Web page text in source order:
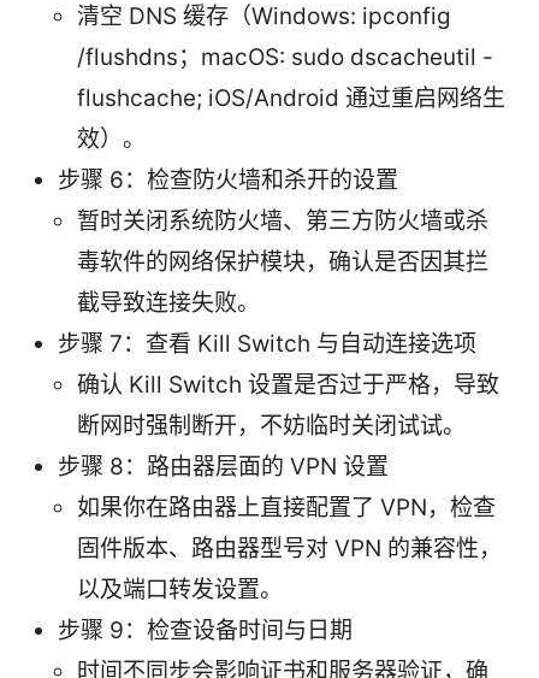
清空 DNS 缓存（Windows: ipconfig
/flushdns；macOS: sudo dscacheutil -
flushcache; iOS/Android 通过重启网络生
效）。
步骤 6：检查防火墙和杀开的设置
暂时关闭系统防火墙、第三方防火墙或杀
毒软件的网络保护模块，确认是否因其拦
截导致连接失败。
步骤 7：查看 Kill Switch 与自动连接选项
确认 Kill Switch 设置是否过于严格，导致
断网时强制断开，不妨临时关闭试试。
步骤 8：路由器层面的 VPN 设置
如果你在路由器上直接配置了 VPN，检查
固件版本、路由器型号对 VPN 的兼容性，
以及端口转发设置。
步骤 9：检查设备时间与日期
时间不同步会影响证书和服务器验证，确